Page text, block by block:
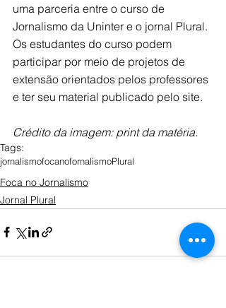
uma parceria entre o curso de
Jornalismo da Uninter e o jornal Plural.
Os estudantes do curso podem
participar por meio de projetos de
extensão orientados pelos professores
e ter seu material publicado pelo site.
Crédito da imagem: print da matéria.
Tags:
jornalismofocanofornalismoPlural
Foca no Jornalismo
Jornal Plural